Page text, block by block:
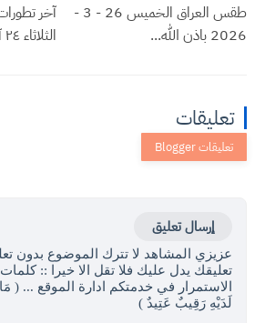
طقس العراق الخميس 26 - 3 -
2026 باذن الله...
آخر
الثلاثاء ٢٤ آذار ٢٠٢٦ أمطار...
تعليقات
إرسال تعليق
عزيزي المشاهد لا تترك الموضوع بدون
تعليقك يدل عليك فلا تقل الا خيرا ::
الاستمرار في خدمتكم ادارة الموقع ... (
لَدَيْهِ رَقِيبٌ عَتِيدٌ )